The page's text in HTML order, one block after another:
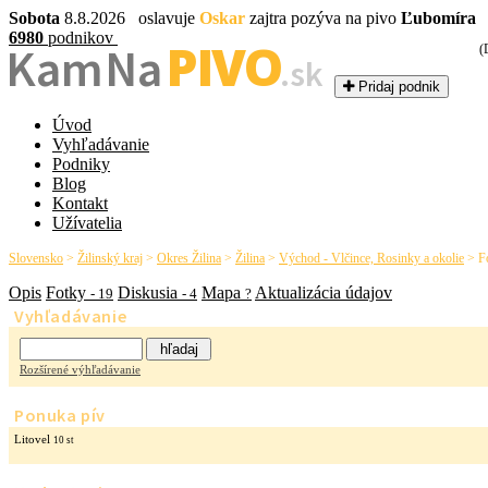
Sobota 8.8.2026 oslavuje Oskar zajtra pozýva na pivo Ľubomíra
6980 podnikov
Kam NaPIVO.sk Pridaj podnik
Úvod
Vyhľadávanie
Podniky
Blog
Kontakt
Užívatelia
Slovensko > Žilinský kraj > Okres Žilina > Žilina > Východ - Vlčince, Rosinky a okolie >
Opis Fotky - 19 Diskusia - 4 Mapa ? Aktualizácia údajov
Vyhľadávanie
Rozšírené výhľadávanie
Ponuka pív
Litovel 10 st